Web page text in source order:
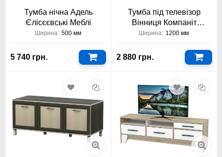
Тумба нічна Адель
Єлісєєвські Меблі
Ширина: 500 мм
5 740 грн.
Тумба під телевізор
Вінниця Компаніт
1200x430x352
Ширина: 1200 мм
2 880 грн.